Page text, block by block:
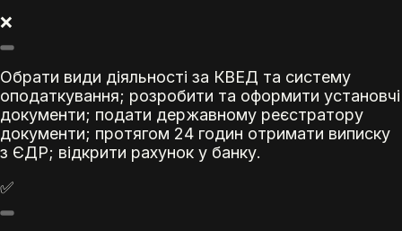
❌
Обрати види діяльності за КВЕД та систему
оподаткування; розробити та оформити установчі
документи; подати державному реєстратору
документи; протягом 24 годин отримати виписку
з ЄДР; відкрити рахунок у банку.
✅